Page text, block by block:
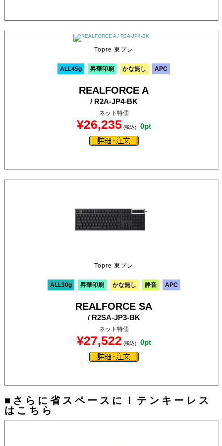
Topre 東プレ
ALL45g 昇華印刷 かな無し APC
REALFORCE A
/ R2A-JP4-BK
ネット特価
¥26,235 (税込) 0pt
Topre 東プレ
ALL30g 昇華印刷 かな無し 静音 APC
REALFORCE SA
/ R2SA-JP3-BK
ネット特価
¥27,522 (税込) 0pt
■さらに省スペースに！テンキーレス
はこちら